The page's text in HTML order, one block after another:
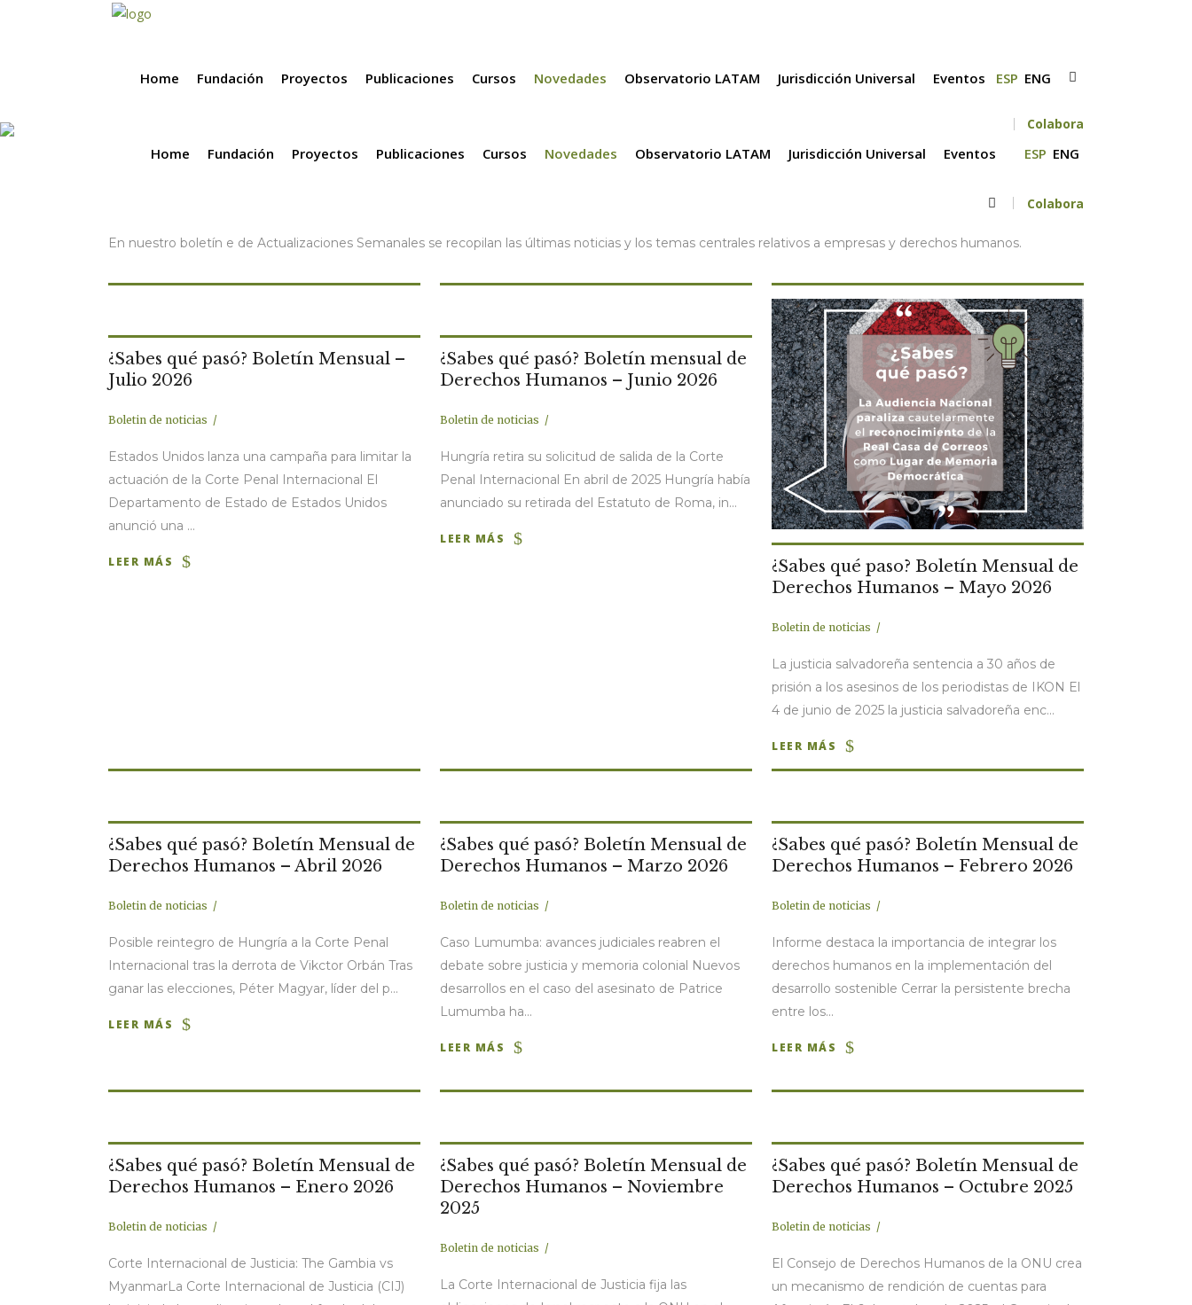
Home Fundación Proyectos Publicaciones Cursos Novedades Observatorio LATAM Jurisdicción Universal Eventos ESP ENG
Colabora
Home Fundación Proyectos Publicaciones Cursos Novedades Observatorio LATAM Jurisdicción Universal Eventos ESP ENG
Colabora
Boletines de noticias
En nuestro boletín e de Actualizaciones Semanales se recopilan las últimas noticias y los temas centrales relativos a empresas y derechos humanos.
¿Sabes qué pasó? Boletín Mensual –
Julio 2026
Boletin de noticias
Estados Unidos lanza una campaña para limitar la
actuación de la Corte Penal Internacional El
Departamento de Estado de Estados Unidos
anunció una ...
LEER MÁS
¿Sabes qué pasó? Boletín mensual de
Derechos Humanos – Junio 2026
Boletin de noticias
Hungría retira su solicitud de salida de la Corte
Penal Internacional En abril de 2025 Hungría había
anunciado su retirada del Estatuto de Roma, in...
LEER MÁS
¿Sabes qué paso? Boletín Mensual de
Derechos Humanos – Mayo 2026
Boletin de noticias
La justicia salvadoreña sentencia a 30 años de
prisión a los asesinos de los periodistas de IKON El
4 de junio de 2025 la justicia salvadoreña enc...
LEER MÁS
¿Sabes qué pasó? Boletín Mensual de
Derechos Humanos – Abril 2026
Boletin de noticias
Posible reintegro de Hungría a la Corte Penal
Internacional tras la derrota de Vikctor Orbán Tras
ganar las elecciones, Péter Magyar, líder del p...
LEER MÁS
¿Sabes qué pasó? Boletín Mensual de
Derechos Humanos – Marzo 2026
Boletin de noticias
Caso Lumumba: avances judiciales reabren el
debate sobre justicia y memoria colonial Nuevos
desarrollos en el caso del asesinato de Patrice
Lumumba ha...
LEER MÁS
¿Sabes qué pasó? Boletín Mensual de
Derechos Humanos – Febrero 2026
Boletin de noticias
Informe destaca la importancia de integrar los
derechos humanos en la implementación del
desarrollo sostenible Cerrar la persistente brecha
entre los...
LEER MÁS
¿Sabes qué pasó? Boletín Mensual de
Derechos Humanos – Enero 2026
Boletin de noticias
Corte Internacional de Justicia: The Gambia vs
MyanmarLa Corte Internacional de Justicia (CIJ)
¿Sabes qué pasó? Boletín Mensual de
Derechos Humanos – Noviembre
2025
Boletin de noticias
La Corte Internacional de Justicia fija las
¿Sabes qué pasó? Boletín Mensual de
Derechos Humanos – Octubre 2025
Boletin de noticias
El Consejo de Derechos Humanos de la ONU crea
un mecanismo de rendición de cuentas para